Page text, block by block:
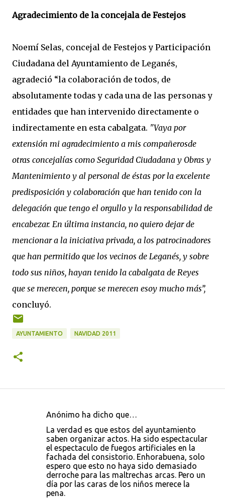
Agradecimiento de la concejala de Festejos
Noemí Selas, concejal de Festejos y Participación
Ciudadana del Ayuntamiento de Leganés,
agradeció “la colaboración de todos, de
absolutamente todas y cada una de las personas y
entidades que han intervenido directamente o
indirectamente en esta cabalgata. "Vaya por
extensión mi agradecimiento a mis compañerosde
otras concejalías como Seguridad Ciudadana y Obras y
Mantenimiento y al personal de éstas por la excelente
predisposición y colaboración que han tenido con la
delegación que tengo el orgullo y la responsabilidad de
encabezar. En última instancia, no quiero dejar de
mencionar a la iniciativa privada, a los patrocinadores
que han permitido que los vecinos de Leganés, y sobre
todo sus niños, hayan tenido la cabalgata de Reyes
que se merecen, porque se merecen esoy mucho más”,
concluyó.
AYUNTAMIENTO NAVIDAD 2011
Anónimo ha dicho que…
La verdad es que estos del ayuntamiento
saben organizar actos. Ha sido espectacular
el espectaculo de fuegos artificiales en la
fachada del consistorio. Enhorabuena, solo
espero que esto no haya sido demasiado
derroche para las maltrechas arcas. Pero un
día por las caras de los niños merece la
pena.